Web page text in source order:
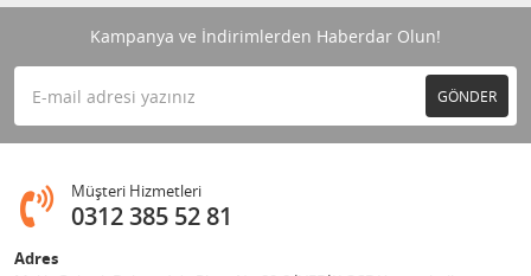
Kampanya ve İndirimlerden Haberdar Olun!
GÖNDER
Müşteri Hizmetleri
0312 385 52 81
Adres